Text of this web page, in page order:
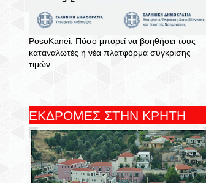
PosoKanei: Πόσο μπορεί να βοηθήσει τους
καταναλωτές η νέα πλατφόρμα σύγκρισης
τιμών
ΕΚΔΡΟΜΕΣ ΣΤΗΝ ΚΡΗΤΗ